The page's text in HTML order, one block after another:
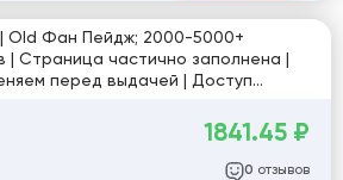
| Страница частично заполнена |
перед выдачей | Доступ
1841.45 ₽
0 отзывов